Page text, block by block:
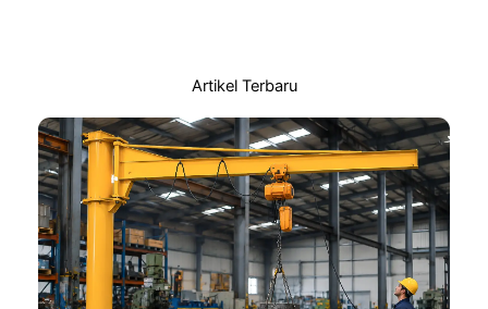
Artikel Terbaru